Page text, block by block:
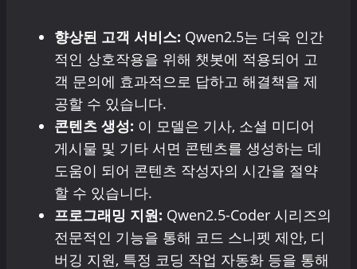
향상된 고객 서비스: Qwen2.5는 더욱 인간
적인 상호작용을 위해 챗봇에 적용되어 고
객 문의에 효과적으로 답하고 해결책을 제
공할 수 있습니다.
콘텐츠 생성: 이 모델은 기사, 소셜 미디어
게시물 및 기타 서면 콘텐츠를 생성하는 데
도움이 되어 콘텐츠 작성자의 시간을 절약
할 수 있습니다.
프로그래밍 지원: Qwen2.5-Coder 시리즈의
전문적인 기능을 통해 코드 스니펫 제안, 디
버깅 지원, 특정 코딩 작업 자동화 등을 통해